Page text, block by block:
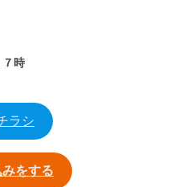
７時
ラシ
をする